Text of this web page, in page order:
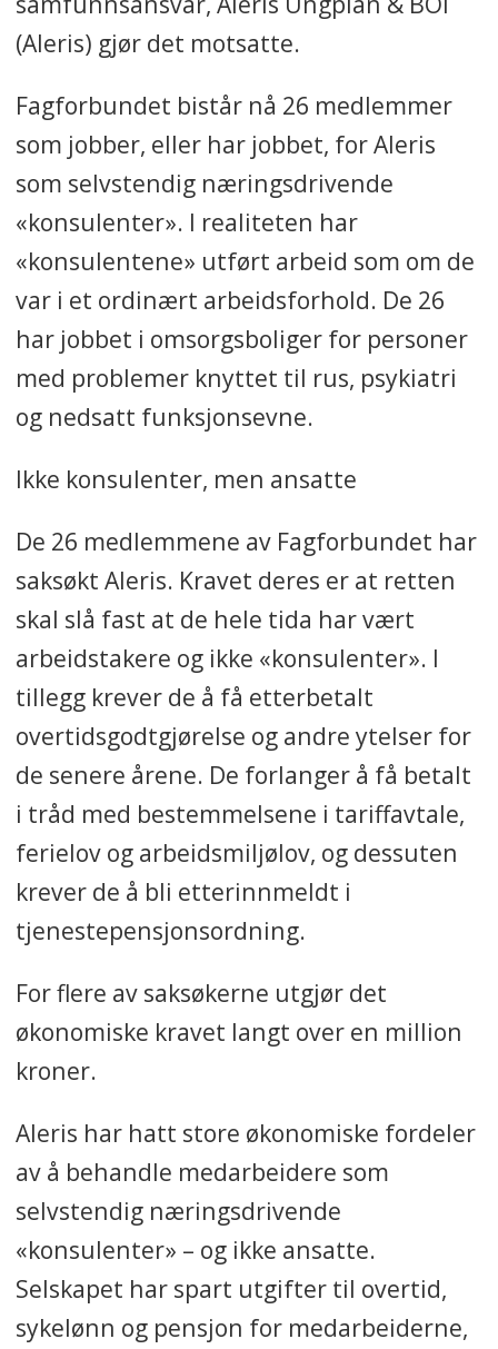
(Aleris) gjør det motsatte.
Fagforbundet bistår nå 26 medlemmer
som jobber, eller har jobbet, for Aleris
som selvstendig næringsdrivende
«konsulenter». I realiteten har
«konsulentene» utført arbeid som om de
var i et ordinært arbeidsforhold. De 26
har jobbet i omsorgsboliger for personer
med problemer knyttet til rus, psykiatri
og nedsatt funksjonsevne.
Ikke konsulenter, men ansatte
De 26 medlemmene av Fagforbundet har
saksøkt Aleris. Kravet deres er at retten
skal slå fast at de hele tida har vært
arbeidstakere og ikke «konsulenter». I
tillegg krever de å få etterbetalt
overtidsgodtgjørelse og andre ytelser for
de senere årene. De forlanger å få betalt
i tråd med bestemmelsene i tariffavtale,
ferielov og arbeidsmiljølov, og dessuten
krever de å bli etterinnmeldt i
tjenestepensjonsordning.
For flere av saksøkerne utgjør det
økonomiske kravet langt over en million
kroner.
Aleris har hatt store økonomiske fordeler
av å behandle medarbeidere som
selvstendig næringsdrivende
«konsulenter» – og ikke ansatte.
Selskapet har spart utgifter til overtid,
sykelønn og pensjon for medarbeiderne,